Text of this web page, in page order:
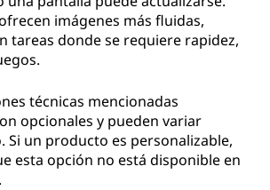
imágenes más fluidas,
tareas donde se requiere rapidez,
técnicas mencionadas
opcionales y pueden variar
Si un producto es personalizable,
esta opción no está disponible en